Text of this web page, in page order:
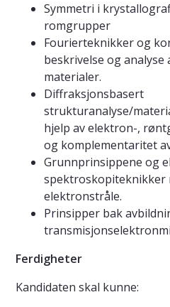
Symmetri i
romgrupper
Fourierteknikker og
beskrivelse og analyse
materialer.
Diffraksjonsbasert
strukturanalyse/
hjelp av elektron-,
og komplementaritet
Grunnprinsippene og
spektroskopiteknikker
elektronstråle.
Prinsipper bak
Ferdigheter
Kandidaten skal kunne: